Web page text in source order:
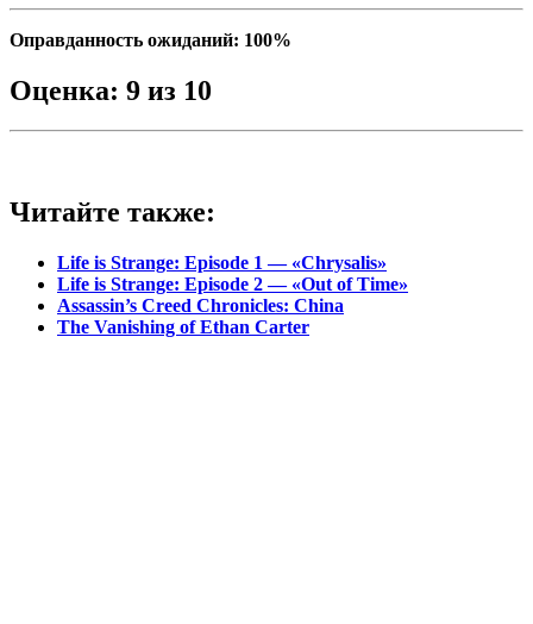
Оправданность ожиданий: 100%
Оценка: 9 из 10
Читайте также:
Life is Strange: Episode 1 — «Chrysalis»
Life is Strange: Episode 2 — «Out of Time»
Assassin’s Creed Chronicles: China
The Vanishing of Ethan Carter